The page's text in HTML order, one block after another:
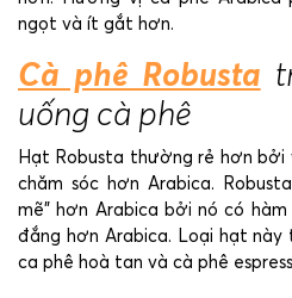
ngọt và ít gắt hơn.
Cà phê Robusta
uống cà phê
Hạt Robusta thường rẻ hơn bởi
chăm sóc hơn Arabica.
mẽ” hơn Arabica bởi nó có
đắng hơn Arabica. Loại hạt
ca phê hoà tan và cà phê